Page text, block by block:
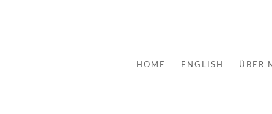
HOME ENGLISH ÜBER